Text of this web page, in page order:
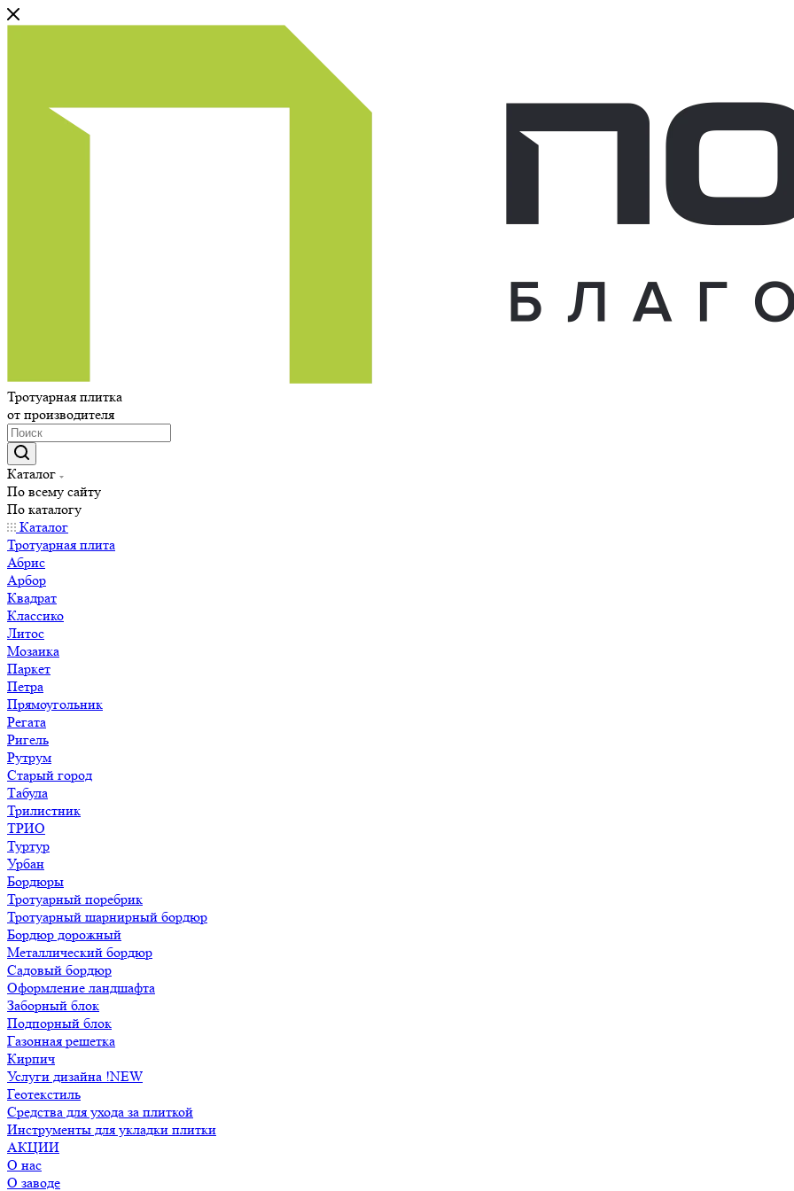
Тротуарная плитка
от производителя
Каталог
По всему сайту
По каталогу
Каталог
Тротуарная плита
Абрис
Арбор
Квадрат
Классико
Литос
Мозаика
Паркет
Петра
Прямоугольник
Регата
Ригель
Рутрум
Старый город
Табула
Трилистник
ТРИО
Туртур
Урбан
Бордюры
Тротуарный поребрик
Тротуарный шарнирный бордюр
Бордюр дорожный
Металлический бордюр
Садовый бордюр
Оформление ландшафта
Заборный блок
Подпорный блок
Газонная решетка
Кирпич
Услуги дизайна !NEW
Геотекстиль
Средства для ухода за плиткой
Инструменты для укладки плитки
АКЦИИ
О нас
О заводе